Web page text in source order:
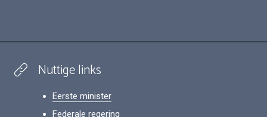
Nuttige links
Eerste minister
Federale regering